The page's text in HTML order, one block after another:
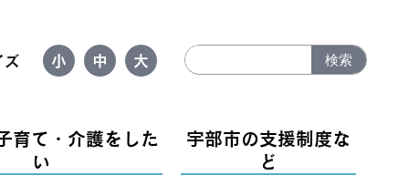
ズ 小 中 大 検索
育て・介護をした
い
宇部市の支援制度な
ど